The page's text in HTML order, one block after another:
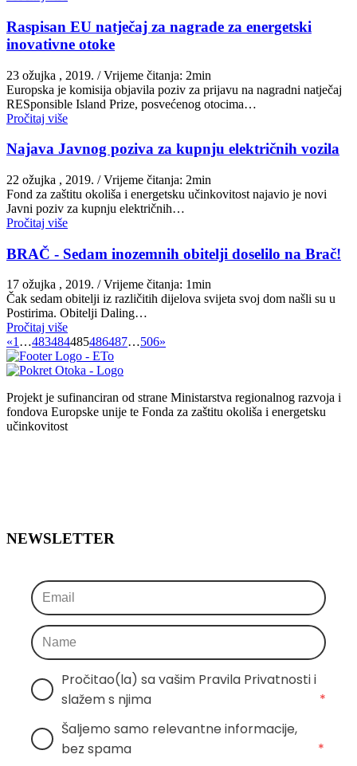
Raspisan EU natječaj za nagrade za energetski
inovativne otoke
23 ožujka , 2019. / Vrijeme čitanja: 2min
Europska je komisija objavila poziv za prijavu na nagradni natječaj
RESponsible Island Prize, posvećenog otocima…
Pročitaj više
Najava Javnog poziva za kupnju električnih vozila
22 ožujka , 2019. / Vrijeme čitanja: 2min
Fond za zaštitu okoliša i energetsku učinkovitost najavio je novi
Javni poziv za kupnju električnih…
Pročitaj više
BRAČ - Sedam inozemnih obitelji doselilo na Brač!
17 ožujka , 2019. / Vrijeme čitanja: 1min
Čak sedam obitelji iz različitih dijelova svijeta svoj dom našli su u
Postirima. Obitelji Daling…
Pročitaj više
«1…483484485486487…506»
Projekt je sufinanciran od strane Ministarstva regionalnog razvoja i
fondova Europske unije te Fonda za zaštitu okoliša i energetsku
učinkovitost
NEWSLETTER
Pročitao(la) sa vašim Pravila Privatnosti i
slažem s njima
*
Šaljemo samo relevantne informacije,
bez spama
*